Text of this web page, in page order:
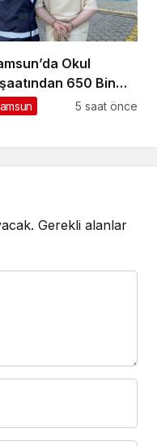
Okul
650 Bin
Kablo Çalan5 saat önce
Gerekli alanlar